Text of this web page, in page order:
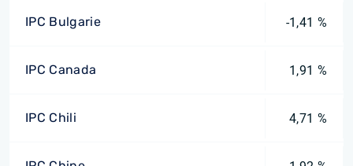
IPC Bulgarie -1,41 %
IPC Canada 1,91 %
IPC Chili 4,71 %